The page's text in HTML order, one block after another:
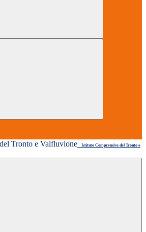
Istituto Comprensivo del Tronto e